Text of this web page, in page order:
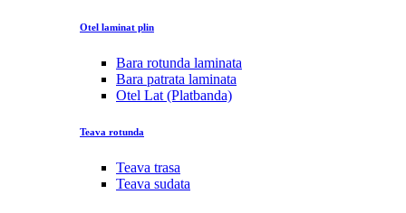
Otel laminat plin
Bara rotunda laminata
Bara patrata laminata
Otel Lat (Platbanda)
Teava rotunda
Teava trasa
Teava sudata